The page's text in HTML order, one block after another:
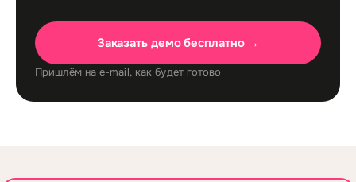
Заказать демо бесплатно →
Пришлём на e-mail, как будет готово